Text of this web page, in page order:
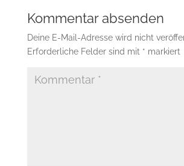
Kommentar absenden
Deine E-Mail-Adresse wird nicht
Erforderliche Felder sind mit * markiert